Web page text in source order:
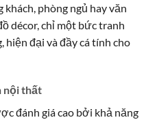
phòng ngủ hay văn
décor, chỉ một bức tranh
hiện đại và đầy cá tính cho
nội thất
đánh giá cao bởi khả năng